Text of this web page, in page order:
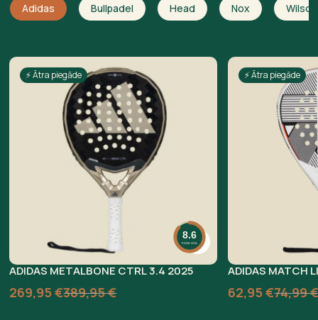
Adidas Bullpadel Head Nox Wilson
8.6
PADELFUL
⚡ Ātra piegāde
ADIDAS METALBONE CTRL 3.4 2025
389,95€
269,95€
⚡ Ātra piegāde
ADIDAS MATCH
74,99
62,95€